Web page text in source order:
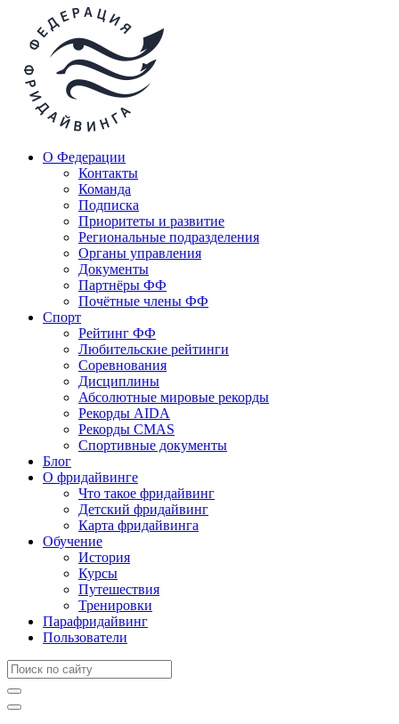
О Федерации
Контакты
Команда
Подписка
Приоритеты и развитие
Региональные подразделения
Органы управления
Документы
Партнёры ФФ
Почётные члены ФФ
Спорт
Рейтинг ФФ
Любительские рейтинги
Соревнования
Дисциплины
Абсолютные мировые рекорды
Рекорды AIDA
Рекорды CMAS
Спортивные документы
Блог
О фридайвинге
Что такое фридайвинг
Детский фридайвинг
Карта фридайвинга
Обучение
История
Курсы
Путешествия
Тренировки
Парафридайвинг
Пользователи